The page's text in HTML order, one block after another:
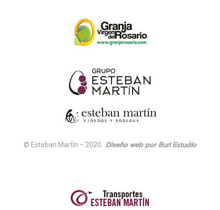
© Esteban Martín – 2020. Diseño web por Buri Estudio